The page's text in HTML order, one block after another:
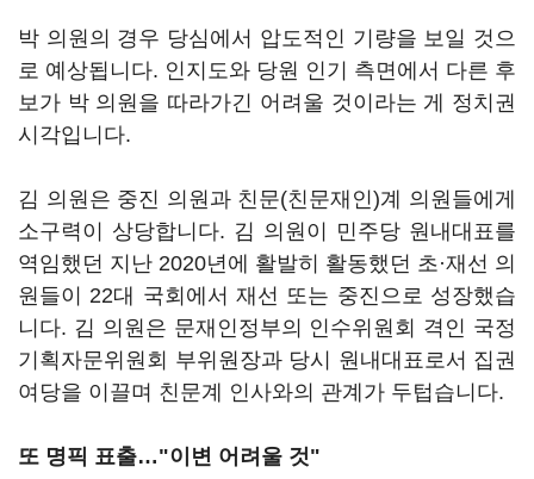
박 의원의 경우 당심에서 압도적인 기량을 보일 것으
로 예상됩니다. 인지도와 당원 인기 측면에서 다른 후
보가 박 의원을 따라가긴 어려울 것이라는 게 정치권
시각입니다.
김 의원은 중진 의원과 친문(친문재인)계 의원들에게
소구력이 상당합니다. 김 의원이 민주당 원내대표를
역임했던 지난 2020년에 활발히 활동했던 초·재선 의
원들이 22대 국회에서 재선 또는 중진으로 성장했습
니다. 김 의원은 문재인정부의 인수위원회 격인 국정
기획자문위원회 부위원장과 당시 원내대표로서 집권
여당을 이끌며 친문계 인사와의 관계가 두텁습니다.
또 명픽 표출…"이변 어려울 것"